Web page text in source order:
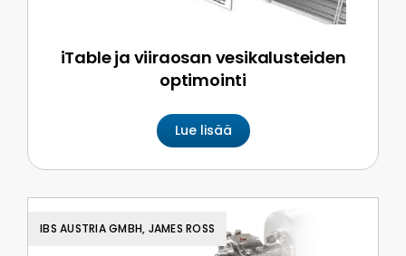
iTable ja viiraosan vesikalusteiden
optimointi
Lue lisää
IBS AUSTRIA GMBH, JAMES ROSS